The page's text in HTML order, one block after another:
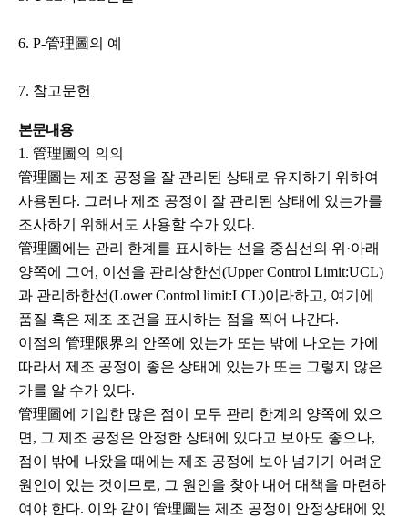
6. P-管理圖의 예
7. 참고문헌
본문내용
1. 管理圖의 의의
管理圖는 제조 공정을 잘 관리된 상태로 유지하기 위하여
사용된다. 그러나 제조 공정이 잘 관리된 상태에 있는가를
조사하기 위해서도 사용할 수가 있다.
管理圖에는 관리 한계를 표시하는 선을 중심선의 위·아래
양쪽에 그어, 이선을 관리상한선(Upper Control Limit:UCL)
과 관리하한선(Lower Control limit:LCL)이라하고, 여기에
품질 혹은 제조 조건을 표시하는 점을 찍어 나간다.
이점의 管理限界의 안쪽에 있는가 또는 밖에 나오는 가에
따라서 제조 공정이 좋은 상태에 있는가 또는 그렇지 않은
가를 알 수가 있다.
管理圖에 기입한 많은 점이 모두 관리 한계의 양쪽에 있으
면, 그 제조 공정은 안정한 상태에 있다고 보아도 좋으나,
점이 밖에 나왔을 때에는 제조 공정에 보아 넘기기 어려운
원인이 있는 것이므로, 그 원인을 찾아 내어 대책을 마련하
여야 한다. 이와 같이 管理圖는 제조 공정이 안정상태에 있